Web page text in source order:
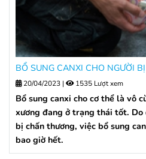
BỔ SUNG CANXI CHO NGƯỜI
20/04/2023 | 1535 Lượt xem
Bổ sung canxi cho cơ thể là vô
xương đang ở trạng thái tốt. Do
bị chấn thương, việc bổ sung
bao giờ hết.